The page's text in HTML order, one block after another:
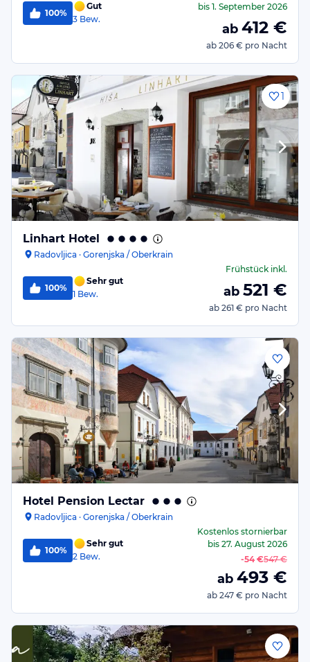
100%
Gut
3 Bew.
bis 1. September 2026
ab 412 €
ab 206 € pro Nacht
1
Linhart Hotel
Radovljica · Gorenjska / Oberkrain
100%
Sehr gut
1 Bew.
Frühstückinkl.
ab 521 €
ab 261 € pro Nacht
Hotel Pension Lectar
Radovljica · Gorenjska / Oberkrain
100%
Sehr gut
2 Bew.
Kostenlos stornierbar
bis 27. August 2026
-54 €547 €
ab 493 €
ab 247 € pro Nacht